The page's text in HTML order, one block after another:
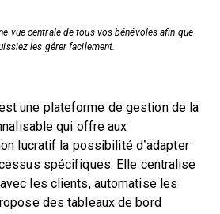
vue centrale de tous vos bénévoles afin que
les gérer facilement.
une plateforme de gestion de la
qui offre aux
lucratif la possibilité d’adapter
spécifiques. Elle centralise
les clients, automatise les
des tableaux de bord